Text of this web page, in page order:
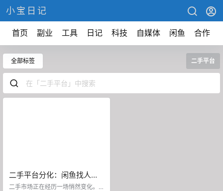
小宝日记
首页 副业 工具 日记 科技 自媒体 闲鱼 合作
全部标签 二手平台
二手平台分化：闲鱼找人遛
狗，转转等人验货
二手市场正在经历一场悄然变化。